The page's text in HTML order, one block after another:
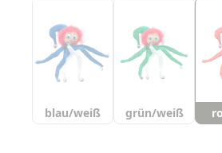
blau/weiß grün/weiß